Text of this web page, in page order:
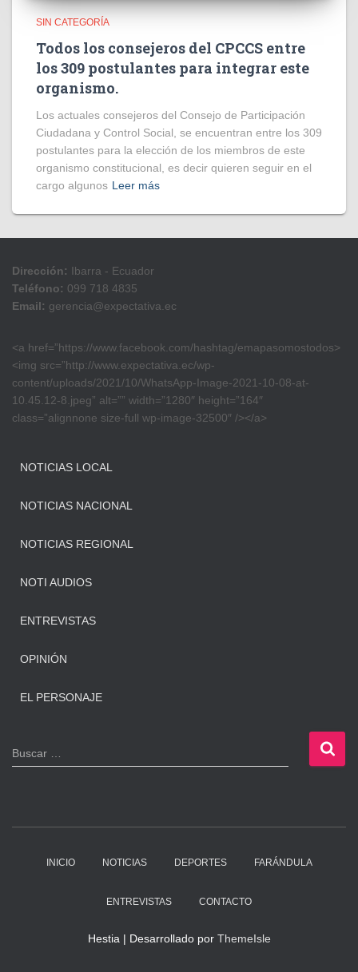
SIN CATEGORÍA
Todos los consejeros del CPCCS entre
los 309 postulantes para integrar este
organismo.
Los actuales consejeros del Consejo de Participación
Ciudadana y Control Social, se encuentran entre los 309
postulantes para la elección de los miembros de este
organismo constitucional, es decir quieren seguir en el
cargo algunos Leer más
Dirección: Ibarra - Ecuador
Teléfono: 099 718 4835
Email: gerencia@expectativa.ec
<a href=”https://www.facebook.com/hashtag/emapasomostodos>
<img src=”http://www.expectativa.ec/wp-
content/uploads/2021/10/WhatsApp-Image-2021-10-08-at-
10.45.12-8.jpeg” alt=”” width=”1280″ height=”164″
class=”alignnone size-full wp-image-32500″ /></a>
NOTICIAS LOCAL
NOTICIAS NACIONAL
NOTICIAS REGIONAL
NOTI AUDIOS
ENTREVISTAS
OPINIÓN
EL PERSONAJE
B
u
Buscar …
INICIO NOTICIAS DEPORTES FARÁNDULA
ENTREVISTAS CONTACTO
Hestia | Desarrollado por ThemeIsle